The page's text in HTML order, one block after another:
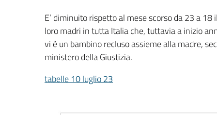
E’ diminuito rispetto al mese scorso da 23 a
loro madri in tutta Italia che, tuttavia a inizio
vi è un bambino recluso assieme alla madre,
ministero della Giustizia.
tabelle 10 luglio 23